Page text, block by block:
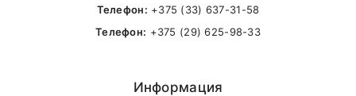
Телефон: +375 (33) 637-31-58
Телефон: +375 (29) 625-98-33
Информация